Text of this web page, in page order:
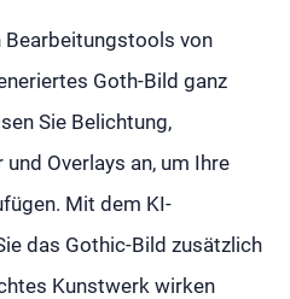
von
Goth-Bild ganz
Sie Belichtung,
Overlays an, um Ihre
Mit dem KI-
das Gothic-Bild zusätzlich
Kunstwerk wirken